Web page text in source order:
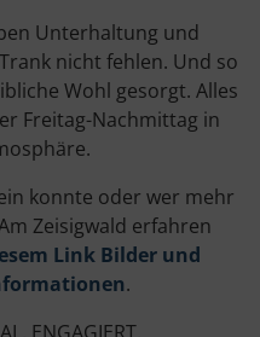
Unterhaltung und
nicht fehlen. Und so
Wohl gesorgt. Alles
Freitag-Nachmittag in
konnte oder wer mehr
Zeisigwald erfahren
Link Bilder und
.